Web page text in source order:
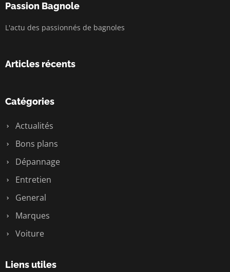
Passion Bagnole
L'actu des passionnés de bagnoles
Articles récents
Catégories
Actualités
Bons plans
Dépannage
Entretien
General
Marques
Voiture
Liens utiles